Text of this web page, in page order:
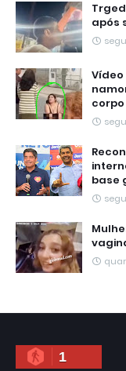
após
base
1